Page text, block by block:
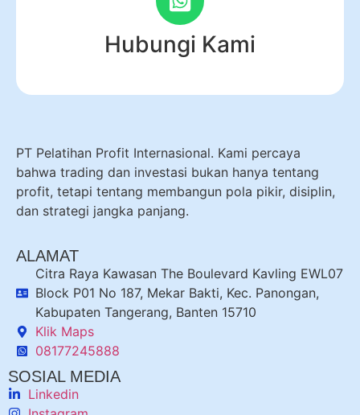
Hubungi Kami
PT Pelatihan Profit Internasional. Kami percaya
bahwa trading dan investasi bukan hanya tentang
profit, tetapi tentang membangun pola pikir, disiplin,
dan strategi jangka panjang.
ALAMAT
Citra Raya Kawasan The Boulevard Kavling EWL07
Block P01 No 187, Mekar Bakti, Kec. Panongan,
Kabupaten Tangerang, Banten 15710
Klik Maps
08177245888
SOSIAL MEDIA
Linkedin